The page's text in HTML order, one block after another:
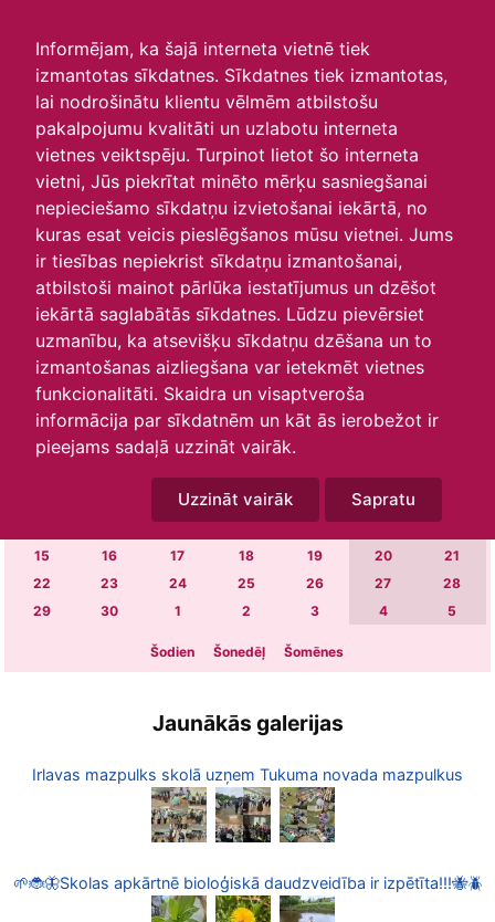
Informējam, ka šajā interneta vietnē tiek
izmantotas sīkdatnes. Sīkdatnes tiek izmantotas,
lai nodrošinātu klientu vēlmēm atbilstošu
pakalpojumu kvalitāti un uzlabotu interneta
vietnes veiktspēju. Turpinot lietot šo interneta
vietni, Jūs piekrītat minēto mērķu sasniegšanai
nepieciešamo sīkdatņu izvietošanai iekārtā, no
kuras esat veicis pieslēgšanos mūsu vietnei. Jums
ir tiesības nepiekrist sīkdatņu izmantošanai,
atbilstoši mainot pārlūka iestatījumus un dzēšot
iekārtā saglabātās sīkdatnes. Lūdzu pievērsiet
uzmanību, ka atsevišķu sīkdatņu dzēšana un to
izmantošanas aizliegšana var ietekmēt vietnes
funkcionalitāti. Skaidra un visaptveroša
informācija par sīkdatnēm un kāt ās ierobežot ir
pieejams sadaļā uzzināt vairāk.
Uzzināt vairāk Sapratu
Skats :
Aktuālie
Šodien Šonedēļ
Šomēnes
Arhīvs
O T S
3 4 6
10 11 12 13
15
16 17 18 19 20
21
22
23 24 25 26 27
28
29
30 1 2 3 4 5
Šodien Šonedēļ Šomēnes
Jaunākās galerijas
Irlavas mazpulks skolā uzņem Tukuma novada mazpulkus
🌱🐞🦋Skolas apkārtnē bioloģiskā daudzveidība ir izpētīta!!!🐝🪲